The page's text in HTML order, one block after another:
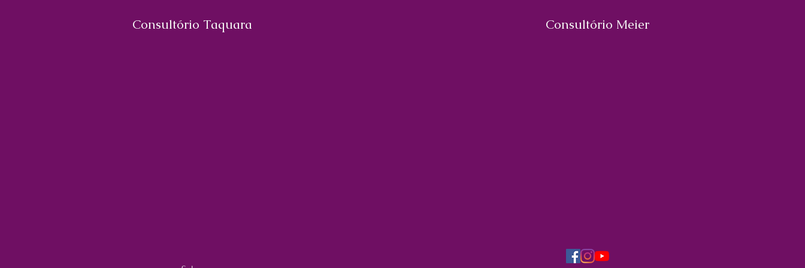
Consultório Taquara Consultório Meier